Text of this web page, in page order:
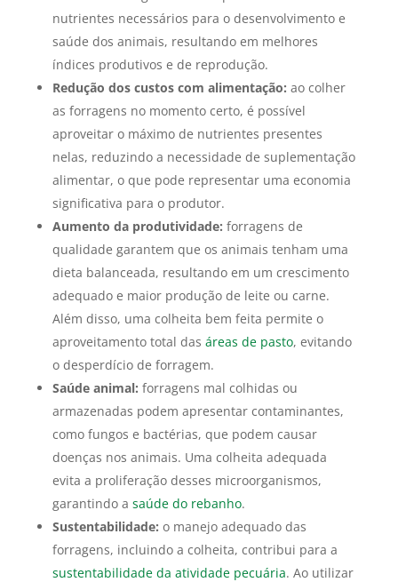
nutrientes necessários para o desenvolvimento e
saúde dos animais, resultando em melhores
índices produtivos e de reprodução.
Redução dos custos com alimentação: ao colher
as forragens no momento certo, é possível
aproveitar o máximo de nutrientes presentes
nelas, reduzindo a necessidade de suplementação
alimentar, o que pode representar uma economia
significativa para o produtor.
Aumento da produtividade: forragens de
qualidade garantem que os animais tenham uma
dieta balanceada, resultando em um crescimento
adequado e maior produção de leite ou carne.
Além disso, uma colheita bem feita permite o
aproveitamento total das áreas de pasto, evitando
o desperdício de forragem.
Saúde animal: forragens mal colhidas ou
armazenadas podem apresentar contaminantes,
como fungos e bactérias, que podem causar
doenças nos animais. Uma colheita adequada
evita a proliferação desses microorganismos,
garantindo a saúde do rebanho.
Sustentabilidade: o manejo adequado das
forragens, incluindo a colheita, contribui para a
sustentabilidade da atividade pecuária. Ao utilizar